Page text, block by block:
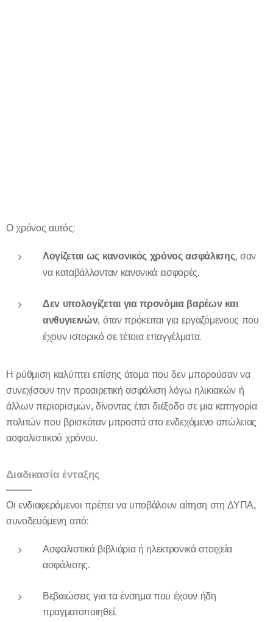
Ο χρόνος αυτός:
Λογίζεται ως κανονικός χρόνος ασφάλισης, σαν
να καταβάλλονταν κανονικά εισφορές.
Δεν υπολογίζεται για προνόμια βαρέων και
ανθυγιεινών, όταν πρόκειται για εργαζόμενους που
έχουν ιστορικό σε τέτοια επαγγέλματα.
Η ρύθμιση καλύπτει επίσης άτομα που δεν μπορούσαν να
συνεχίσουν την προαιρετική ασφάλιση λόγω ηλικιακών ή
άλλων περιορισμών, δίνοντας έτσι διέξοδο σε μια κατηγορία
πολιτών που βρισκόταν μπροστά στο ενδεχόμενο απώλειας
ασφαλιστικού χρόνου.
Διαδικασία ένταξης
Οι ενδιαφερόμενοι πρέπει να υποβάλουν αίτηση στη ΔΥΠΑ,
συνοδευόμενη από:
Ασφαλιστικά βιβλιάρια ή ηλεκτρονικά στοιχεία
ασφάλισης.
Βεβαιώσεις για τα ένσημα που έχουν ήδη
πραγματοποιηθεί.